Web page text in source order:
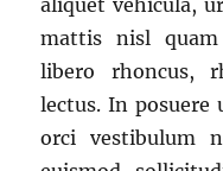
aliquet vehicula,
mattis nisl
libero rhoncus,
lectus. In posuere
orci vestibulum